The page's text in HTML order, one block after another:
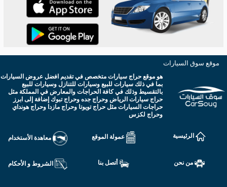
موقع سوق السيارات
هو موقع حراج سيارات متخصص في تقديم افضل عروض السيارات
بما في ذلك سيارات للبيع وسيارات للتنازل وسيارات للبيع
بالتقسيط وذلك في كافة الحراجات والمعارض في المملكة مثل
حراج سيارات الرياض وحراج جده وحراج تبوك إضافة إلى ابرز
حراجات السيارات مثل حراج تويوتا وحراج مازدا وحراج هونداي
وحراج لكزس
معاهدة الأستخدام عمولة الموقع
من نحن